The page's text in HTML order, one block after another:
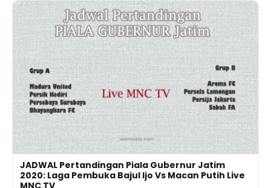
JADWAL Pertandingan Piala Gubernur Jatim
2020: Laga Pembuka Bajul Ijo Vs Macan Putih Live
MNC TV